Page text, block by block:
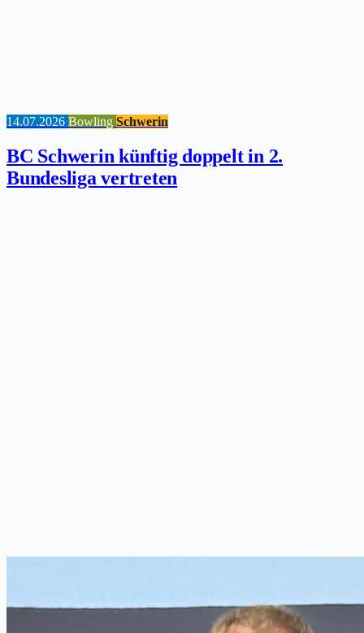
14.07.2026 Bowling Schwerin
BC Schwerin künftig doppelt in 2.
Bundesliga vertreten